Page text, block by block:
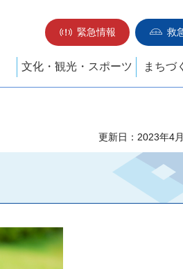
緊急情報
救
文化・観光・スポーツ まちづ
更新日：2023年4